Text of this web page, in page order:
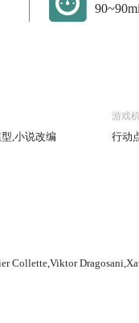
,小说改编
游戏
行动
Collette,Viktor